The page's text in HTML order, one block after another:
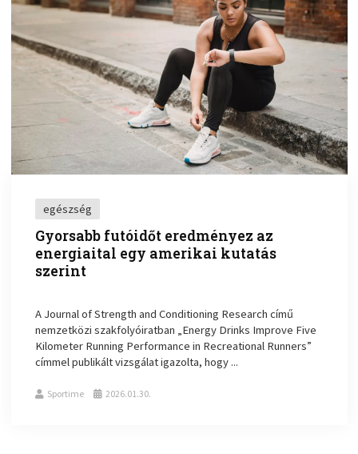
egészség
Gyorsabb futóidőt eredményez az
energiaital egy amerikai kutatás
szerint
A Journal of Strength and Conditioning Research című
nemzetközi szakfolyóiratban „Energy Drinks Improve Five
Kilometer Running Performance in Recreational Runners”
címmel publikált vizsgálat igazolta, hogy ...
Sportime 2026.01.30.